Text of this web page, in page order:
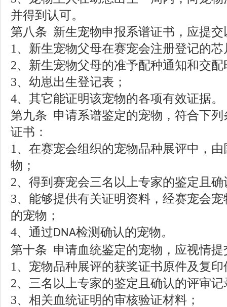
并得到认可。
第八条 新生宠物申报系谱证书，应提
1 、新生宠物父母在赛宠会注册登记的芯
2、新生宠物父母的准予配种通知和交
3、幼崽出生登记表；
4、其它能证明该宠物的各项有效证据。
第九条 申请系谱鉴定的宠物，符合下
证书：
1 、在赛宠会组织的宠物品种展评中，
物；
2、得到赛宠会三名以上专家的鉴定且
3、能够提供有关证明资料，经赛宠会
的宠物；
4、通过DNA检测确认的宠物。
第十条 申请血统鉴定的宠物，应视情
1 、宠物品种展评的获奖证书原件及复印
2、三名以上专家的鉴定且确认的评审记
3、相关血统证明的审核验证材料；